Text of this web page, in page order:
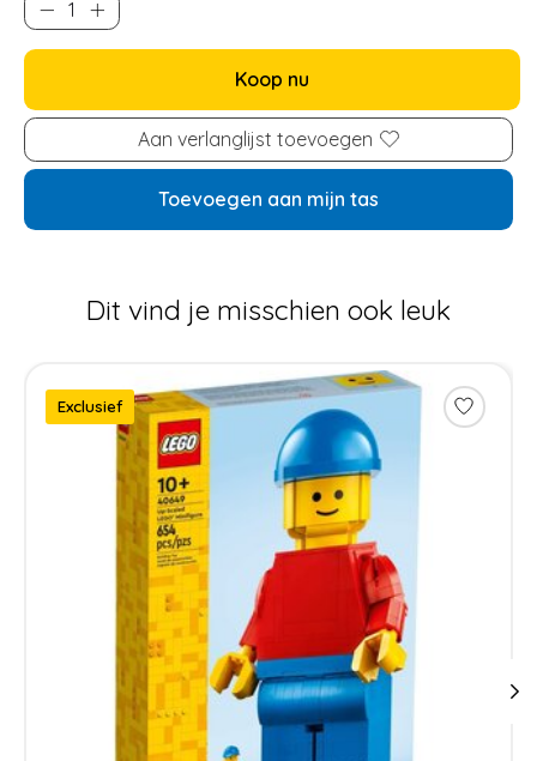
Koop nu
Aan verlanglijst toevoegen
Toevoegen aan mijn tas
Dit vind je misschien ook leuk
Items van productcarrousel
Exclusief